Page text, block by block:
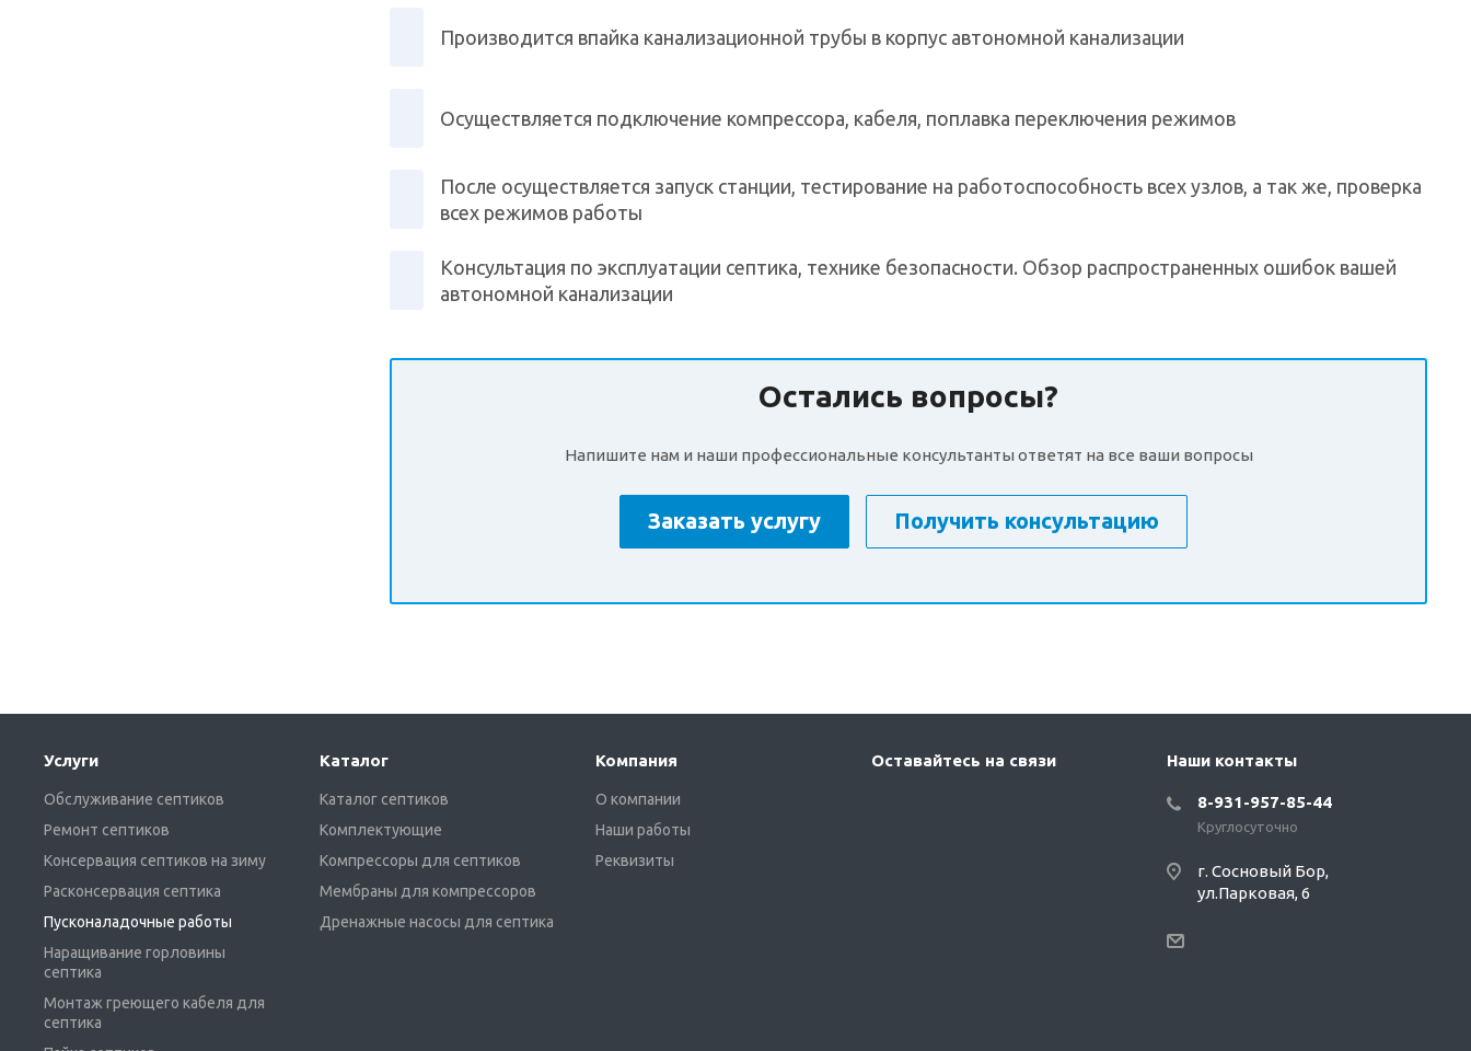
Производится впайка канализационной трубы в корпус автономной канализации
Осуществляется подключение компрессора, кабеля, поплавка переключения режимов
После осуществляется запуск станции, тестирование на работоспособность всех узлов, а так же, проверка
всех режимов работы
Консультация по эксплуатации септика, технике безопасности. Обзор распространенных ошибок вашей
автономной канализации
Остались вопросы?
Напишите нам и наши профессиональные консультанты ответят на все ваши вопросы
Заказать услугу Получить консультацию
Услуги
Обслуживание септиков
Ремонт септиков
Консервация септиков на зиму
Расконсервация септика
Пусконаладочные работы
Наращивание горловины
септика
Монтаж греющего кабеля для
септика
Каталог
Каталог септиков
Комплектующие
Компрессоры для септиков
Мембраны для компрессоров
Дренажные насосы для септика
Компания
О компании
Наши работы
Реквизиты
Оставайтесь на связи Наши контакты
8-931-957-85-44
Круглосуточно
г. Сосновый Бор,
ул.Парковая, 6